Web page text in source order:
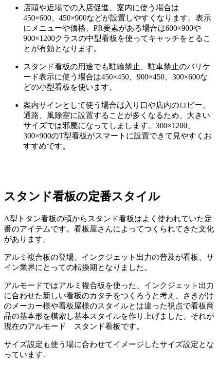
店頭や近場での入店促進、案内に使う場合は
450×600、450×900などが設置しやすくなります。表示
にメニューや価格、PR要素がある場合は600×900や
900×1200クラスの中型看板を使ってキャッチをとるこ
とが有効となります。
スタンド看板の用途でも駐輪禁止、駐車禁止のバリケ
ード表示に使う場合は450×450、900×450、300×600な
どの小型看板を使います。
案内サインとして使う場合は入り口や店内のロビー、
通路、風除室に設置することが多くなるため、大きい
サイズでは邪魔になってしまします。300×1200、
300×900のT型看板がスマートに設置できて見やすくお
すすめです。
スタンド看板の定番スタイル
A型トタン看板の頃からスタンド看板はよく使われていた定
番のアイテムです。看板屋さんによってつくられてきた文化
があります。
アルミ複合板の登場、インクジェット出力の普及が看板、サ
イン業界にとっての転換期となりました。
アルモードではアルミ複合板を使った、インクジェット出力
に合わせた新しい看板のカタチをつくろうと考え、さきがけ
のメーカー様や看板屋様のスタイルとは違った視点で看板商
品の基本形を模索し基本スタイルを作り上げました。それが
現在のアルモード スタンド看板です。
サイズ設定も使う場に合わせてイメージしたサイズ設定とな
っています。